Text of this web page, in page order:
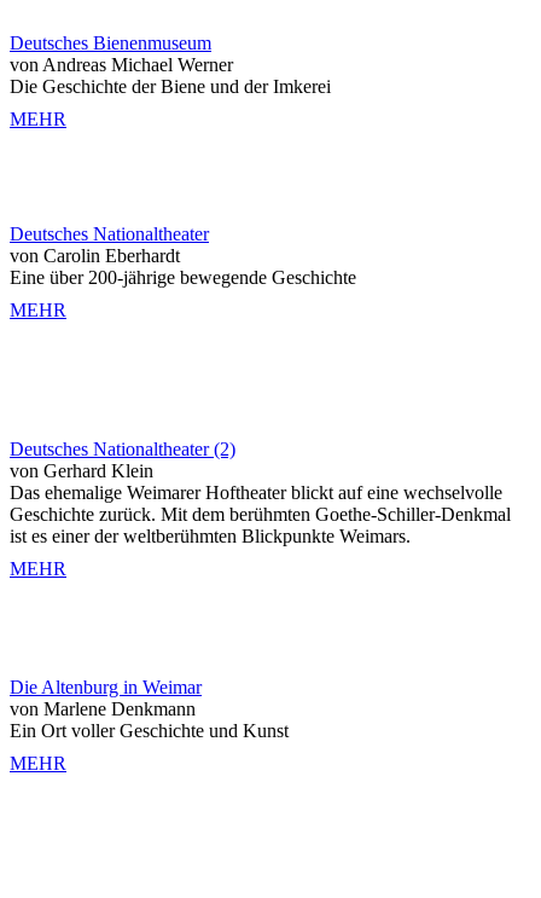
Deutsches Bienenmuseum
von Andreas Michael Werner
Die Geschichte der Biene und der Imkerei
MEHR
Deutsches Nationaltheater
von Carolin Eberhardt
Eine über 200-jährige bewegende Geschichte
MEHR
Deutsches Nationaltheater (2)
von Gerhard Klein
Das ehemalige Weimarer Hoftheater blickt auf eine wechselvolle
Geschichte zurück. Mit dem berühmten Goethe-Schiller-Denkmal
ist es einer der weltberühmten Blickpunkte Weimars.
MEHR
Die Altenburg in Weimar
von Marlene Denkmann
Ein Ort voller Geschichte und Kunst
MEHR